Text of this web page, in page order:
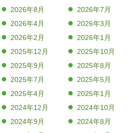
2026年8月
2026年7月
2026年4月
2026年3月
2026年2月
2026年1月
2025年12月
2025年10月
2025年9月
2025年8月
2025年7月
2025年5月
2025年4月
2025年1月
2024年12月
2024年10月
2024年9月
2024年8月